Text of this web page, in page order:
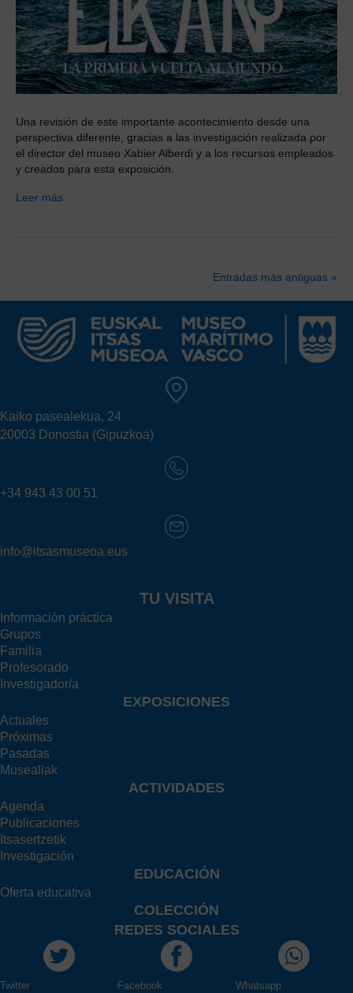
Una revisión de este importante acontecimiento desde una
perspectiva diferente, gracias a las investigación realizada por
el director del museo Xabier Alberdi y a los recursos empleados
y creados para esta exposición.
Leer más
Entradas más antiguas »
Kaiko pasealekua, 24
20003 Donostia (Gipuzkoa)
+34 943 43 00 51
info@itsasmuseoa.eus
TU VISITA
Información práctica
Grupos
Familia
Profesorado
Investigador/a
EXPOSICIONES
Actuales
Próximas
Pasadas
Musealiak
ACTIVIDADES
Agenda
Publicaciones
Itsasertzetik
Investigación
EDUCACIÓN
Oferta educativa
COLECCIÓN
REDES SOCIALES
Twitter Facebook Whatsapp